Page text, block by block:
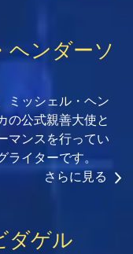
ヘンダーソ
ミッシェル・ヘン
の公式親善大使と
マンスを行ってい
ライターです。
さらに見る
ダゲル